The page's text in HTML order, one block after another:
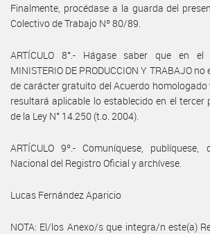
Finalmente, procédase a la guarda del
Colectivo de Trabajo Nº 80/89.
ARTÍCULO 8°.- Hágase saber que en
MINISTERIO DE PRODUCCION Y TRABAJO
de carácter gratuito del Acuerdo homologado
resultará aplicable lo establecido en el
de la Ley N° 14.250 (t.o. 2004).
ARTÍCULO 9º.- Comuníquese,
Nacional del Registro Oficial y archívese.
Lucas Fernández Aparicio
NOTA: El/los Anexo/s que integra/n este(a)